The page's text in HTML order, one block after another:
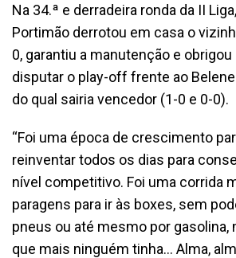
Na 34.ª e derradeira ronda da II
Portimão derrotou em casa o
0, garantiu a manutenção e obrigou
disputar o play-off frente ao
do qual sairia vencedor (1-0 e 0-0).
“Foi uma época de crescimento
reinventar todos os dias para
nível competitivo. Foi uma corrida
paragens para ir às boxes, sem
pneus ou até mesmo por gasolina,
que mais ninguém tinha… Alma,